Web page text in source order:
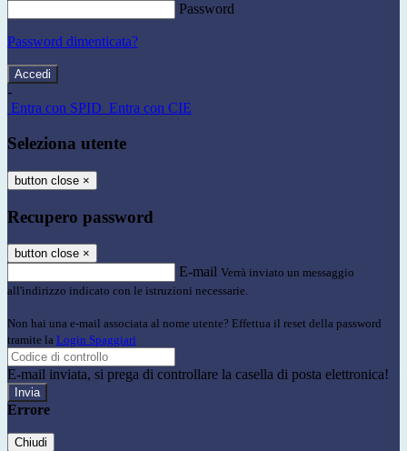
Password
Password dimenticata?
-
Entra con SPID Entra con CIE
Seleziona utente
button close ×
Recupero password
button close ×
E-mail Verrà inviato un messaggio
all'indirizzo indicato con le istruzioni necessarie.
Non hai una e-mail associata al nome utente? Effettua il reset della password
tramite la Login Spaggiari
E-mail inviata, si prega di controllare la casella di posta elettronica!
Errore
Chiudi